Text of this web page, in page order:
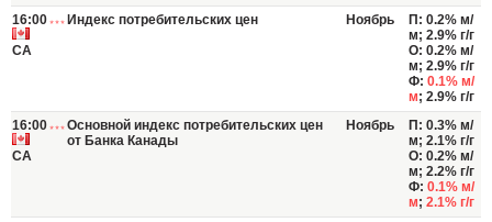
16:00
CA
Индекс потребительских цен Ноябрь
П: 0.2% м/
м; 2.9% г/г
О: 0.2% м/
м; 2.9% г/г
Ф: 0.1% м/
м; 2.9% г/г
16:00
CA
Основной индекс потребительских цен
от Банка Канады
Ноябрь
П: 0.3% м/
м; 2.1% г/г
О: 0.2% м/
м; 2.2% г/г
Ф: 0.1% м/
м; 2.1% г/г